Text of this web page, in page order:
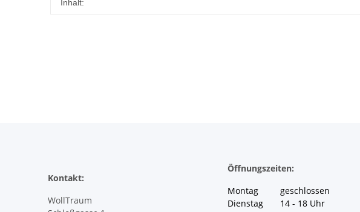
Inhalt:
Kontakt:
WollTraum
Öffnungszeiten:
Montag geschlossen
Dienstag 14 - 18 Uhr